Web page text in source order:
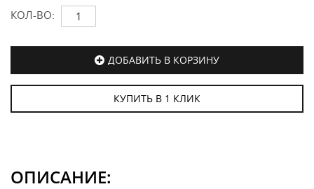
КОЛ-ВО:
ДОБАВИТЬ В КОРЗИНУ
КУПИТЬ В 1 КЛИК
ОПИСАНИЕ: